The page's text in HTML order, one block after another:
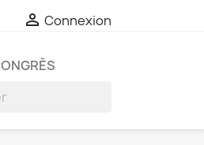
 Connexion